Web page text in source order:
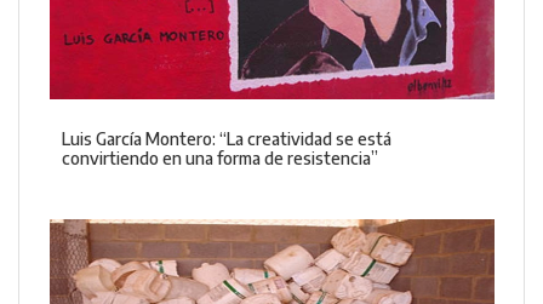
Luis García Montero: “La creatividad se está
convirtiendo en una forma de resistencia”